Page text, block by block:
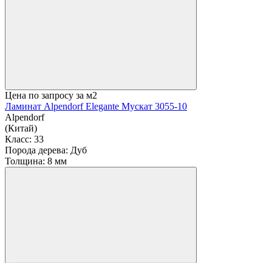
Цена по запросу за м2
Ламинат Alpendorf Elegante Мускат 3055-10
Alpendorf
(Китай)
Класс: 33
Порода дерева: Дуб
Толщина: 8 мм